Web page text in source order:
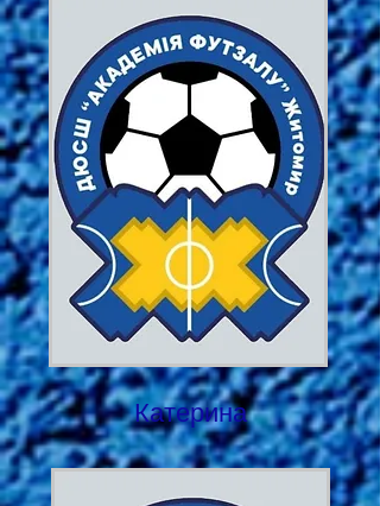
Катерина